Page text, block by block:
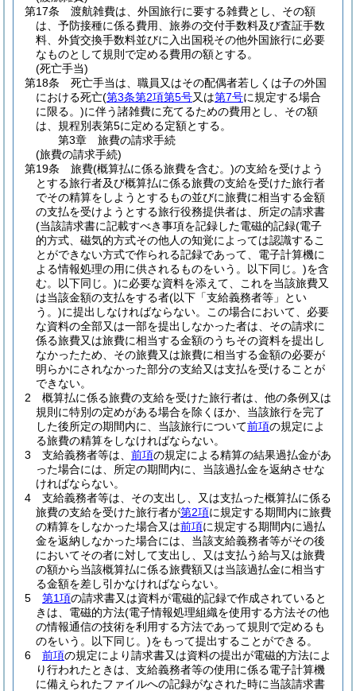
第17条
渡航雑費は、外国旅行に要する雑費とし、その額
は、予防接種に係る費用、旅券の交付手数料及び査証手数
料、外貨交換手数料並びに入出国税その他外国旅行に必要
なものとして規則で定める費用の額とする。
(死亡手当)
第18条
死亡手当は、職員又はその配偶者若しくは子の外国
における死亡(第3条第2項第5号又は第7号に規定する場合
に限る。)に伴う諸雑費に充てるための費用とし、その額
は、規程別表第5に定める定額とする。
第3章
旅費の請求手続
(旅費の請求手続)
第19条
旅費(概算払に係る旅費を含む。)の支給を受けよう
とする旅行者及び概算払に係る旅費の支給を受けた旅行者
でその精算をしようとするもの並びに旅費に相当する金額
の支払を受けようとする旅行役務提供者は、所定の請求書
(当該請求書に記載すべき事項を記録した電磁的記録(電子
的方式、磁気的方式その他人の知覚によっては認識するこ
とができない方式で作られる記録であって、電子計算機に
よる情報処理の用に供されるものをいう。以下同じ。)を含
む。以下同じ。)に必要な資料を添えて、これを当該旅費又
は当該金額の支払をする者(以下「支給義務者等」とい
う。)に提出しなければならない。
この場合において、必要
な資料の全部又は一部を提出しなかった者は、その請求に
係る旅費又は旅費に相当する金額のうちその資料を提出し
なかったため、その旅費又は旅費に相当する金額の必要が
明らかにされなかった部分の支給又は支払を受けることが
できない。
2
概算払に係る旅費の支給を受けた旅行者は、他の条例又は
規則に特別の定めがある場合を除くほか、当該旅行を完了
した後所定の期間内に、当該旅行について前項の規定によ
る旅費の精算をしなければならない。
3
支給義務者等は、 前項の規定による精算の結果過払金があ
った場合には、所定の期間内に、当該過払金を返納させな
ければならない。
4
支給義務者等は、その支出し、又は支払った概算払に係る
旅費の支給を受けた旅行者が第2項に規定する期間内に旅費
の精算をしなかった場合又は前項に規定する期間内に過払
金を返納しなかった場合には、当該支給義務者等がその後
においてその者に対して支出し、又は支払う給与又は旅費
の額から当該概算払に係る旅費額又は当該過払金に相当す
る金額を差し引かなければならない。
5
第1項の請求書又は資料が電磁的記録で作成されていると
きは、電磁的方法(電子情報処理組織を使用する方法その他
の情報通信の技術を利用する方法であって規則で定めるも
のをいう。以下同じ。)をもって提出することができる。
6
前項の規定により請求書又は資料の提出が電磁的方法によ
り行われたときは、支給義務者等の使用に係る電子計算機
に備えられたファイルへの記録がなされた時に当該請求書